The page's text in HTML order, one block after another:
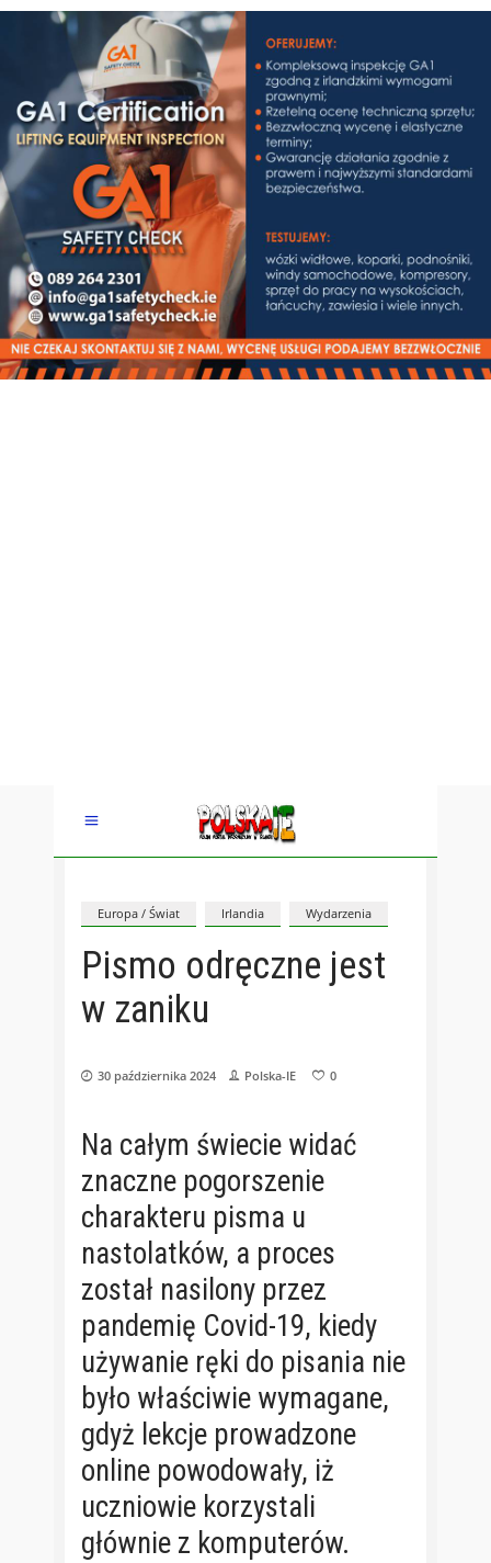
Europa / Świat Irlandia Wydarzenia
Pismo odręczne jest
w zaniku
30 października 2024 Polska-IE 0
Na całym świecie widać
znaczne pogorszenie
charakteru pisma u
nastolatków, a proces
został nasilony przez
pandemię Covid-19, kiedy
używanie ręki do pisania nie
było właściwie wymagane,
gdyż lekcje prowadzone
online powodowały, iż
uczniowie korzystali
głównie z komputerów.